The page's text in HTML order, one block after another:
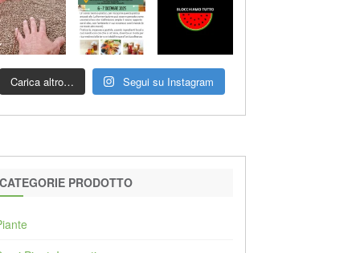
Carica altro… Segui su Instagram
PRODOTTO